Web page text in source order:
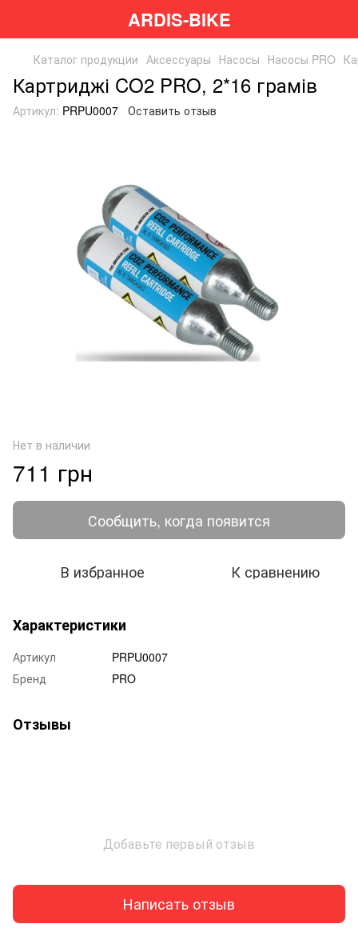
ARDIS-BIKE
Каталог продукции Аксессуары Насосы Насосы PRO
Картриджі CO2 PRO, 2*16 грамів
Артикул: PRPU0007 Оставить отзыв
Нет в наличии
711 грн
Сообщить, когда появится
В избранное К сравнению
Характеристики
Артикул
PRPU0007
Бренд
PRO
Отзывы
Добавьте первый отзыв
Написать отзыв